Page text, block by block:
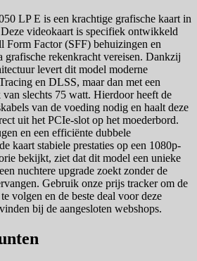
LP E is een krachtige grafische kaart in
videokaart is specifiek ontwikkeld
Form Factor (SFF) behuizingen en
grafische rekenkracht vereisen. Dankzij
levert dit model moderne
en DLSS, maar dan met een
slechts 75 watt. Hierdoor heeft de
van de voeding nodig en haalt deze
uit het PCIe-slot op het moederbord.
en een efficiënte dubbele
kaart stabiele prestaties op een 1080p-
bekijkt, ziet dat dit model een unieke
nuchtere upgrade zoekt zonder de
Gebruik onze prijs tracker om de
volgen en de beste deal voor deze
bij de aangesloten webshops.